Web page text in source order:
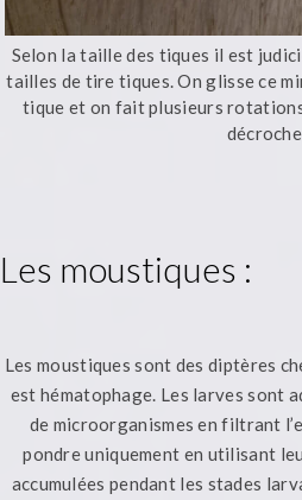
Selon la taille des tiques il est
tailles de tire tiques. On glisse ce
tique et on fait plusieurs rotations
Les moustiques :
Les moustiques sont des diptères
est hématophage. Les larves sont
de microorganismes en filtrant
pondre uniquement en utilisant
accumulées pendant les stades